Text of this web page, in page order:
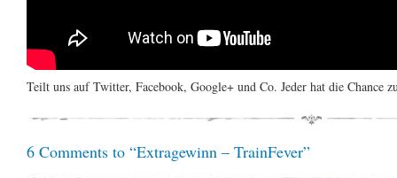
Teilt uns auf Twitter, Facebook, Google+ und Co. Jeder hat die Chance
6 Comments to “Extragewinn – TrainFever”